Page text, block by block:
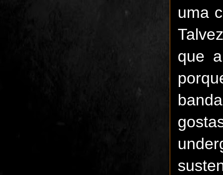
uma
que